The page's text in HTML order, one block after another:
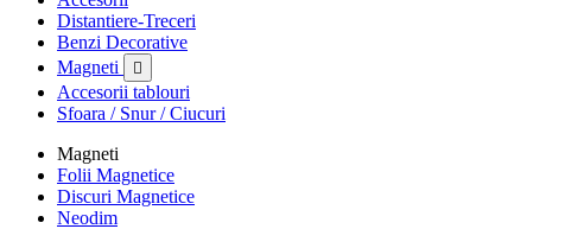
Distantiere-Treceri
Benzi Decorative
Magneti

Accesorii tablouri
Sfoara / Snur / Ciucuri
Magneti
Folii Magnetice
Discuri Magnetice
Neodim